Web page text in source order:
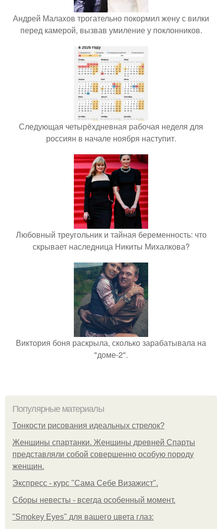
Андрей Малахов трогательно покормил жену с вилки
перед камерой, вызвав умиление у поклонников.
Следующая четырёхдневная рабочая неделя для
россиян в начале ноября наступит.
Любовный треугольник и тайная беременность: что
скрывает наследница Никиты Михалкова?
Виктория боня раскрыла, сколько зарабатывала на
"доме-2".
Популярные материалы
Тонкости рисования идеальных стрелок?
Женщины спартанки. Женщины древней Спарты
представляли собой совершенно особую породу
женщин.
Экспресс - курс "Сама Себе Визажист".
Сборы невесты - всегда особенный момент.
"Smokey Eyes" для вашего цвета глаз: